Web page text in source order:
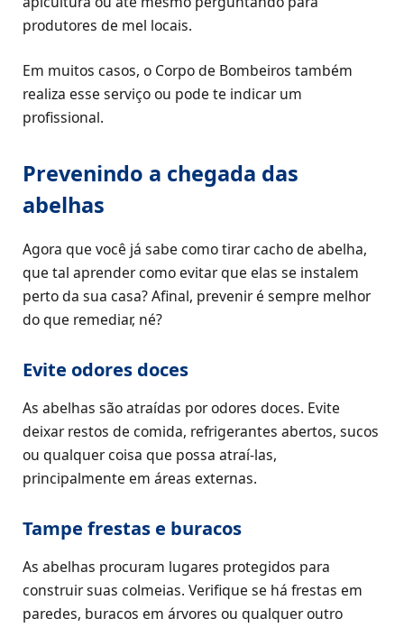
produtores de mel locais.
Em muitos casos, o Corpo de Bombeiros também
realiza esse serviço ou pode te indicar um
profissional.
Prevenindo a chegada das
abelhas
Agora que você já sabe como tirar cacho de abelha,
que tal aprender como evitar que elas se instalem
perto da sua casa? Afinal, prevenir é sempre melhor
do que remediar, né?
Evite odores doces
As abelhas são atraídas por odores doces. Evite
deixar restos de comida, refrigerantes abertos, sucos
ou qualquer coisa que possa atraí-las,
principalmente em áreas externas.
Tampe frestas e buracos
As abelhas procuram lugares protegidos para
construir suas colmeias. Verifique se há frestas em
paredes, buracos em árvores ou qualquer outro